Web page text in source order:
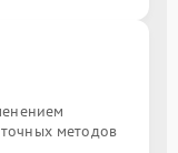
методов